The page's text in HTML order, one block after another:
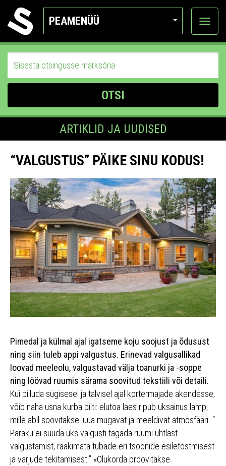
PEAMENÜÜ
Ava
OTSI
ARTIKLID JA UUDISED
“VALGUSTUS” PÄIKE SINU KODUS!
Pimedal ja külmal ajal igatseme koju soojust ja õdusust
ning siin tuleb appi valgustus. Erinevad valgusallikad
loovad meeleolu, valgustavad välja toanurki ja -soppe
ning löövad ruumis särama soovitud tekstiili või detaili.
Kui piiluda sügisesel ja talvisel ajal kortermajade akendesse,
võib näha üsna kurba pilti: elutoa laes ripub üksainus lamp,
mille abil soovitakse luua mugavat ja meeldivat atmosfääri. “
Paraku ei suuda üks valgusti tagada ruumi ühtlast
valgustamist, rääkimata tubade eri tsoonide esiletõstmisest
ja varjude tekitamisest.” «Olukorda proovitakse